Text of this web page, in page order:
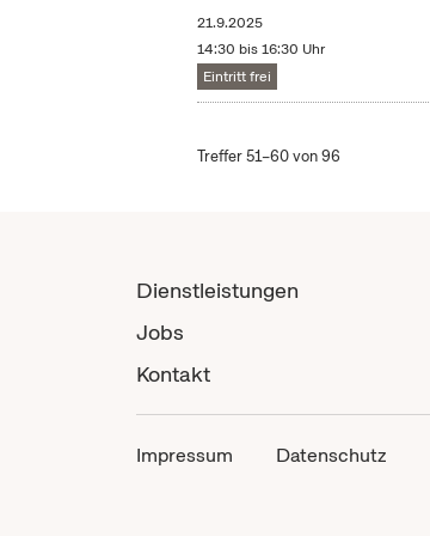
21.9.2025
14:30 bis 16:30 Uhr
Eintritt frei
Treffer 51–60 von 96
Dienstleistungen
Jobs
Kontakt
Impressum Datenschutz